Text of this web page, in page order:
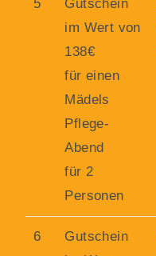
5
Gutschein
im Wert von
138€
für einen
Mädels
Pflege-
Abend
für 2
Personen
6
Gutschein